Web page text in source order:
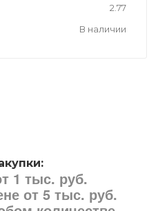
2.77
В наличии
1 тыс. руб.
от 5 тыс. руб.